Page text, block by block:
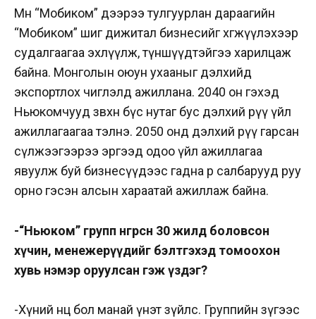
Мөн “Мобиком” дээрээ тулгуурлан дараагийн
“Мобиком” шиг дижитал бизнесийг хөгжүүлэхээр
судалгаагаа эхлүүлж, түншүүдтэйгээ харилцаж
байна. Монголын оюун ухааныг дэлхийд
экспортлох чиглэлд ажиллана. 2040 он гэхэд
Ньюкомчууд зөвхөн бүс нутаг бус дэлхий рүү үйл
ажиллагаагаа тэлнэ. 2050 онд дэлхий рүү гарсан
сүлжээгээрээ эргээд одоо үйл ажиллагаа
явуулж буй бизнесүүдээс гадна өөр салбарууд руу
орно гэсэн алсын хараатай ажиллаж байна.
-“Ньюком” групп өнгөрсөн 30 жилд боловсон
хүчин, менежерүүдийг бэлтгэхэд томоохон
хувь нэмэр оруулсан гэж үздэг?
-Хүний нөөц бол манай үнэт зүйлс. Группийн зүгээс